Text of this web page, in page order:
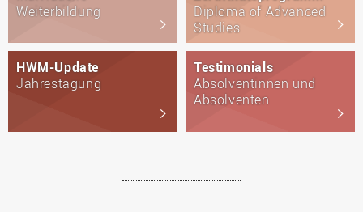
Weiterbildung
Diploma of Advanced
Studies
HWM-Update
Jahrestagung
Testimonials
Absolventinnen und
Absolventen